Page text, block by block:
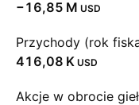
‪−16,85 M‬ USD
Przychody (rok
‪416,08 K‬ USD
Akcje w obrocie